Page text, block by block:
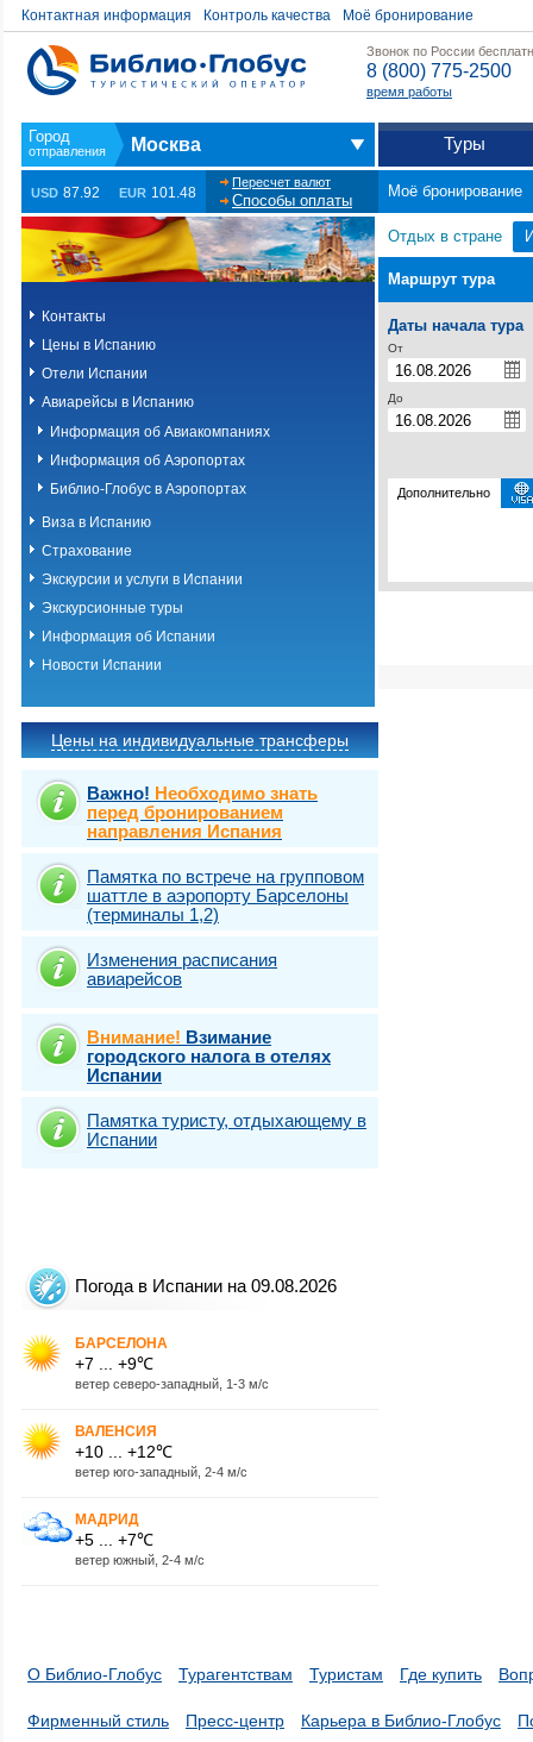
Контактная информация Контроль качества Моё бронирование
Звонок по России
8 (800) 775-2500
время работы
Москва Туры
USD 87.92 EUR 101.48
Пересчет валют
Способы оплаты
Моё бронирование
Контакты
Цены в Испанию
Отели Испании
Авиарейсы в Испанию
Информация об Авиакомпаниях
Информация об Аэропортах
Библио-Глобус в Аэропортах
Виза в Испанию
Страхование
Экскурсии и услуги в Испании
Экскурсионные туры
Информация об Испании
Новости Испании
Цены на индивидуальные трансферы
Важно! Необходимо знать
перед бронированием
направления Испания
Памятка по встрече на групповом
шаттле в аэропорту Барселоны
(терминалы 1,2)
Изменения расписания
авиарейсов
Внимание! Взимание
городского налога в отелях
Испании
Памятка туристу, отдыхающему в
Испании
Погода в Испании на 09.08.2026
БАРСЕЛОНА
+7 ... +9℃
ветер северо-западный, 1-3 м/с
ВАЛЕНСИЯ
+10 ... +12℃
ветер юго-западный, 2-4 м/с
МАДРИД
+5 ... +7℃
ветер южный, 2-4 м/с
Отдых в стране
Маршрут тура
Даты начала тура
От
До
Дополнительно
О Библио-Глобус Турагентствам Туристам Где купить
Фирменный стиль Пресс-центр Карьера в Библио-Глобус